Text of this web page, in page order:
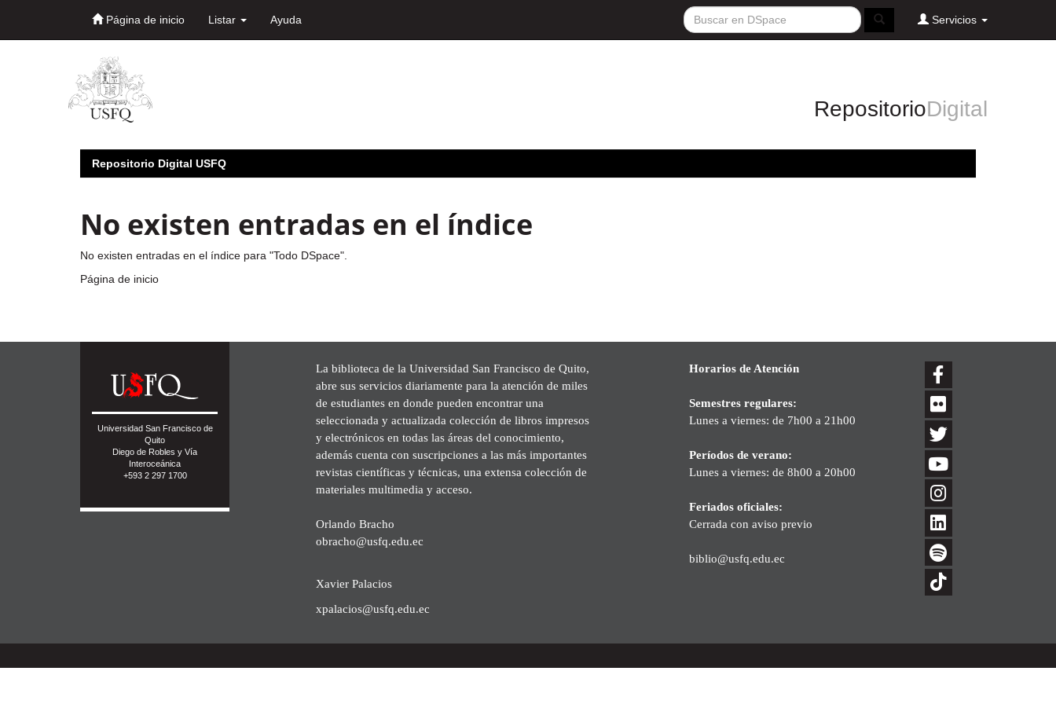
Página de inicio Listar Ayuda Servicios
RepositorioDigital
Repositorio Digital USFQ
No existen entradas en el índice
No existen entradas en el índice para "Todo DSpace".
Página de inicio
Universidad San Francisco de
Quito
Diego de Robles y Vía
Interoceánica
+593 2 297 1700
La biblioteca de la Universidad San Francisco de Quito,
abre sus servicios diariamente para la atención de miles
de estudiantes en donde pueden encontrar una
seleccionada y actualizada colección de libros impresos
y electrónicos en todas las áreas del conocimiento,
además cuenta con suscripciones a las más importantes
revistas científicas y técnicas, una extensa colección de
materiales multimedia y acceso.
Orlando Bracho
obracho@usfq.edu.ec
Xavier Palacios
xpalacios@usfq.edu.ec
Horarios de Atención
Semestres regulares:
Lunes a viernes: de 7h00 a 21h00
Períodos de verano:
Lunes a viernes: de 8h00 a 20h00
Feriados oficiales:
Cerrada con aviso previo
biblio@usfq.edu.ec